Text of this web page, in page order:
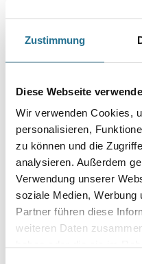
Zustimmung
Diese Webseite
Wir verwenden Cookies,
personalisieren,
zu können und die
analysieren. Außerdem
Verwendung unserer
soziale Medien, Werbung
Partner führen diese
weiteren Daten
hergestellt. Recyceltes
wiederverwendetem Plastik
behält Farbe und Form auch
Farbtonbezeichnung
Umrechnungsfaktoren